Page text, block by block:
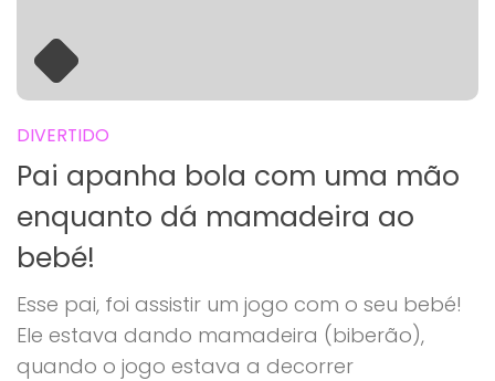
DIVERTIDO
Pai apanha bola com uma mão
enquanto dá mamadeira ao
bebé!
Esse pai, foi assistir um jogo com o seu bebé!
Ele estava dando mamadeira (biberão),
quando o jogo estava a decorrer